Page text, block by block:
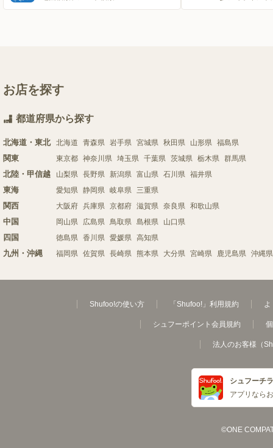
お店を探す
都道府県から探す
北海道・東北 北海道 青森県 岩手県 宮城県 秋田県 山形県 福島県
関東 東京都 神奈川県 埼玉県 千葉県 茨城県 栃木県 群馬県
北陸・甲信越 山梨県 長野県 新潟県 富山県 石川県 福井県
東海 愛知県 静岡県 岐阜県 三重県
関西 大阪府 兵庫県 京都府 滋賀県 奈良県 和歌山県
中国 岡山県 広島県 鳥取県 島根県 山口県
四国 徳島県 香川県 愛媛県 高知県
九州・沖縄 福岡県 佐賀県 長崎県 熊本県 大分県 宮崎県 鹿児島県 沖縄県
Shufoo!の使い方 「Shufoo!」利用規約 よ
シュフーポイント会員規約
法人のお客様（
シュフーチ
アプリなら
©ONE